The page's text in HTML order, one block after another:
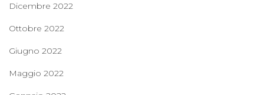
Dicembre 2022
Ottobre 2022
Giugno 2022
Maggio 2022